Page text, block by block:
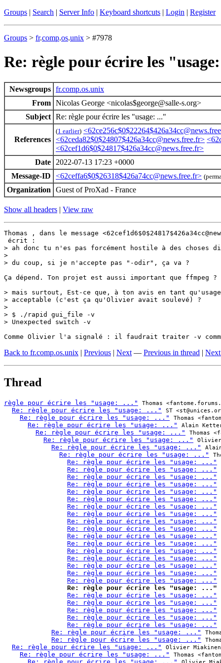
Groups | Search | Server Info | Keyboard shortcuts | Login | Register
Groups > fr.comp.os.unix > #7978
Re: règle pour écrire les
Newsgroups fr.comp.os.unix
From Nicolas George <nicolas$george@salle-s.org>
Subject Re: règle pour écrire les "usage: ..."
References
(1 earlier)
<62ceda82$0$24807$426a34cc@news.free.fr>
<62cef1d6$0$24817$426a34cc@news.free.fr>
Date
2022-07-13 17:23 +0000
Message-ID
<62ceffa6$0$26318$426a74cc@news.free.fr>
Organization Guest of ProXad - France
Show all headers | View raw
Thomas , dans le message
écrit :
> ah donc tu n'es pas forcément hostile à des choses
>
> du coup, si je n'accepte pas "-odir", ça va ?
Ça dépend. Ton projet est aussi important que ffmpeg ?
> mais surtout, Est-ce que, à ton avis en tant
> acceptable (c'est ça qu'Olivier avait soulevé) ?
>
> $ ./rapid gui_file -v
> Unexpected switch -v
Comme Olivier l'a signalé : il faudrait traiter -v
Back to fr.comp.os.unix | Previous | Next — Previous in thread |
Thread
règle pour écrire les "usage: ..." Thomas
Re: règle pour écrire les "usage: ..." ST
Re: règle pour écrire les "usage: ..." Thomas
Re: règle pour écrire les "usage: ..." Alain
Re: règle pour écrire les "usage: ..." Thomas
Re: règle pour écrire les "usage: ..." Olivier
Re: règle pour écrire les "usage: ..."
Re: règle pour écrire les "usage: ..."
Re: règle pour écrire les "usage: ..."
Re: règle pour écrire les "usage: ..."
Re: règle pour écrire les "usage: ..."
Re: règle pour écrire les "usage: ..."
Re: règle pour écrire les "usage: ..."
Re: règle pour écrire les "usage: ..."
Re: règle pour écrire les "usage: ..."
Re: règle pour écrire les "usage: ..."
Re: règle pour écrire les "usage: ..."
Re: règle pour écrire les "usage: ..."
Re: règle pour écrire les "usage: ..."
Re: règle pour écrire les "usage: ..."
Re: règle pour écrire les "usage: ..."
Re: règle pour écrire les "usage: ..."
Re: règle pour écrire les "usage: ..."
Re: règle pour écrire les "usage: ..."
Re: règle pour écrire les "usage: ..."
Re: règle pour écrire les "usage: ..."
Re: règle pour écrire les "usage: ..."
Re: règle pour écrire les "usage: ..."
Re: règle pour écrire les "usage: ..."
Re: règle pour écrire les "usage: ..."
Re: règle pour écrire les "usage: ..."
Re: règle pour écrire les "usage: ..."
Re: règle pour écrire les "usage: ..."
Re: règle pour écrire les "usage: ..." Olivier Miakinen
Re: règle pour écrire les "usage: ..." Thomas